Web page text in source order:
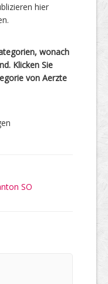
hier
wonach
Klicken Sie
von Aerzte
SO